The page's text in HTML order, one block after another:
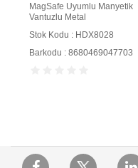
MagSafe Uyumlu Manyetik
Vantuzlu Metal
Stok Kodu : HDX8028
Barkodu : 8680469047703